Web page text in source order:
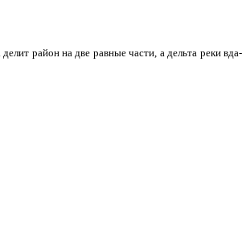
район на две равные части, а дельта реки вда­